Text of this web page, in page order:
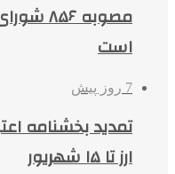
مصوبه
است
7 روز پیش
تمدید بخشنامه
ارز تا ۱۵ شهریور